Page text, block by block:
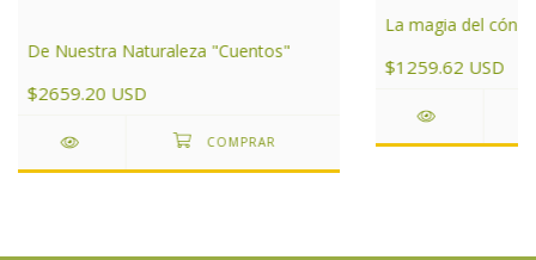
De Nuestra Naturaleza "Cuentos"
$2659.20 USD
La magia del
$1259.62 USD